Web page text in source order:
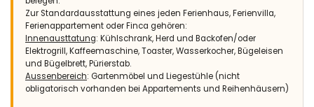
Zur Standardausstattung eines jeden Ferienhaus, Ferienvilla,
Ferienappartement oder Finca gehören:
Innenausttatung: Kühlschrank, Herd und Backofen/oder
Elektrogrill, Kaffeemaschine, Toaster, Wasserkocher, Bügeleisen
und Bügelbrett, Pürierstab.
Aussenbereich: Gartenmöbel und Liegestühle (nicht
obligatorisch vorhanden bei Appartements und Reihenhäusern)